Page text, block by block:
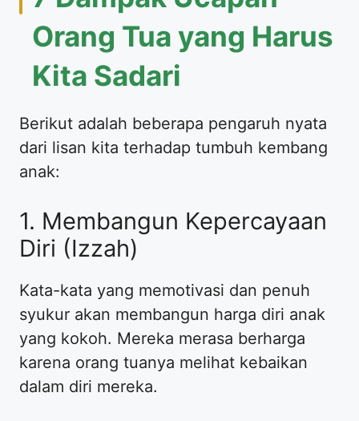
Orang Tua yang Harus
Kita Sadari
​Berikut adalah beberapa pengaruh nyata
dari lisan kita terhadap tumbuh kembang
anak:
​1. Membangun Kepercayaan
Diri (Izzah)
​Kata-kata yang memotivasi dan penuh
syukur akan membangun harga diri anak
yang kokoh. Mereka merasa berharga
karena orang tuanya melihat kebaikan
dalam diri mereka.